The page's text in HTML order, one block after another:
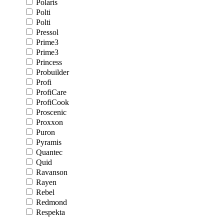
Polaris
Polti
Polti
Pressol
Prime3
Prime3
Princess
Probuilder
Profi
ProfiCare
ProfiCook
Proscenic
Proxxon
Puron
Pyramis
Quantec
Quid
Ravanson
Rayen
Rebel
Redmond
Respekta